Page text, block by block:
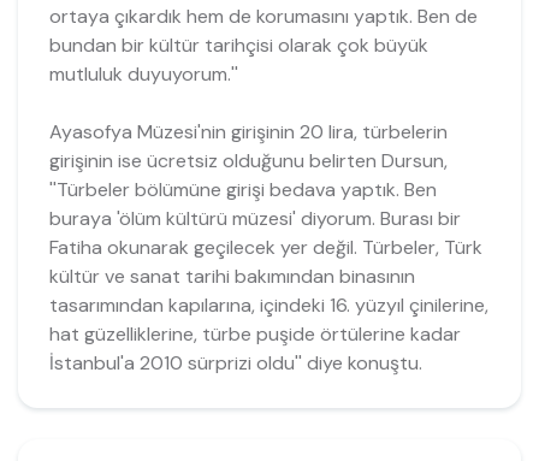
ortaya çıkardık hem de korumasını yaptık. Ben de
bundan bir kültür tarihçisi olarak çok büyük
mutluluk duyuyorum.''
Ayasofya Müzesi'nin girişinin 20 lira, türbelerin
girişinin ise ücretsiz olduğunu belirten Dursun,
''Türbeler bölümüne girişi bedava yaptık. Ben
buraya 'ölüm kültürü müzesi' diyorum. Burası bir
Fatiha okunarak geçilecek yer değil. Türbeler, Türk
kültür ve sanat tarihi bakımından binasının
tasarımından kapılarına, içindeki 16. yüzyıl çinilerine,
hat güzelliklerine, türbe puşide örtülerine kadar
İstanbul'a 2010 sürprizi oldu'' diye konuştu.